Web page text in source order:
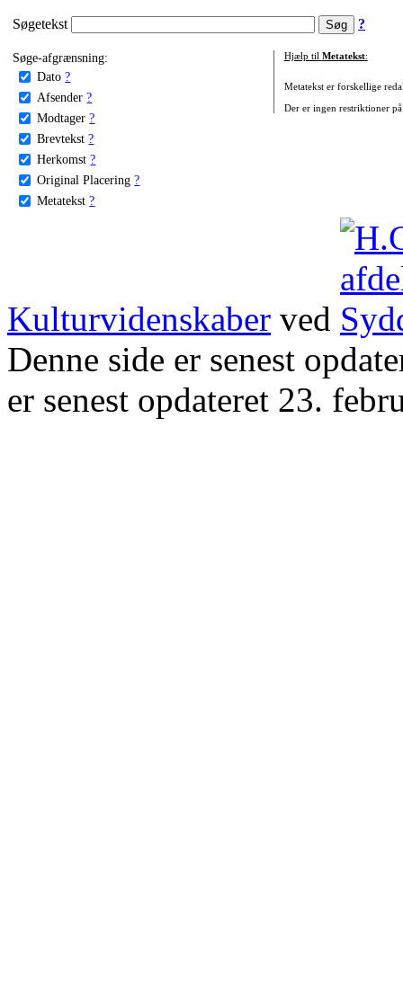
Søgetekst ?
Søge-afgrænsning:
Dato ?
Afsender ?
Modtager ?
Brevtekst ?
Herkomst ?
Original Placering ?
Metatekst ?
Hjælp til Metatekst:
Metatekst er forskellige
Der er ingen restriktioner
Kulturvidenskaber ved
Denne side er senest
er senest opdateret 23.